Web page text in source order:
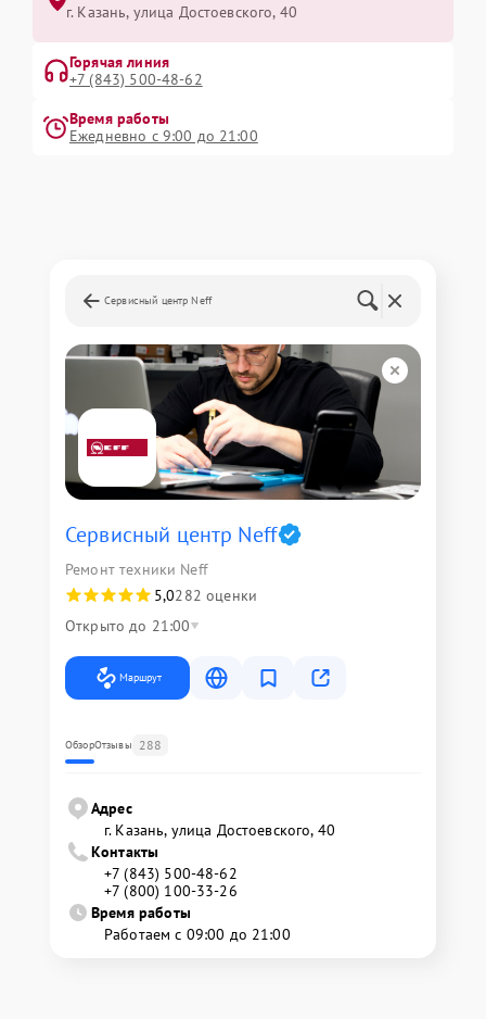
г. Казань, улица Достоевского, 40
Горячая линия
+7 (843) 500-48-62
Время работы
Ежедневно с 9:00 до 21:00
Сервисный центр Neff
Сервисный центр Neff
Ремонт техники Neff
5,0282 оценки
Открыто до 21:00
Маршрут
ОбзорОтзывы 288
Адрес
г. Казань, улица Достоевского, 40
Контакты
+7 (843) 500-48-62
+7 (800) 100-33-26
Время работы
Работаем с 09:00 до 21:00